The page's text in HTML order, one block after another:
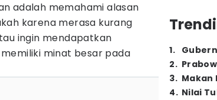
adalah memahami alasan
karena merasa kurang
ingin mendapatkan
minat besar pada
1.
2.
3. Makan
4. Nilai